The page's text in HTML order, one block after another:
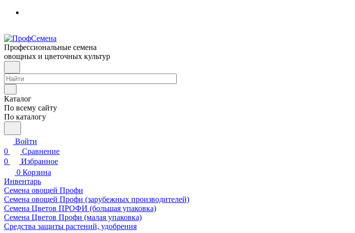
Профессиональные семена
овощных и цветочных культур
Каталог
По всему сайту
По каталогу
Войти
0
Сравнение
0
Избранное
0 Корзина
Инвентарь
Семена овощей Профи
Семена овощей Профи (зарубежных производителей)
Семена Цветов ПРОФИ (большая упаковка)
Семена Цветов Профи (малая упаковка)
Средства защиты растений, удобрения